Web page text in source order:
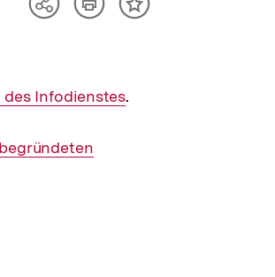
TeilenArtikelInhalt
Infodienstes.